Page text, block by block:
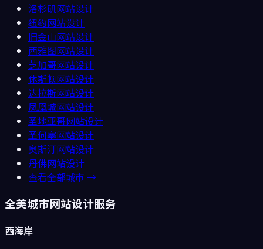
洛杉矶网站设计
纽约网站设计
旧金山网站设计
西雅图网站设计
芝加哥网站设计
休斯顿网站设计
达拉斯网站设计
凤凰城网站设计
圣地亚哥网站设计
圣何塞网站设计
奥斯汀网站设计
丹佛网站设计
查看全部城市 →
全美城市网站设计服务
西海岸